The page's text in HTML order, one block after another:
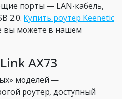
порты — LAN-кабель,
2.0. Купить роутер Keenetic
вы можете в нашем
AX73
моделей —
роутер, доступный